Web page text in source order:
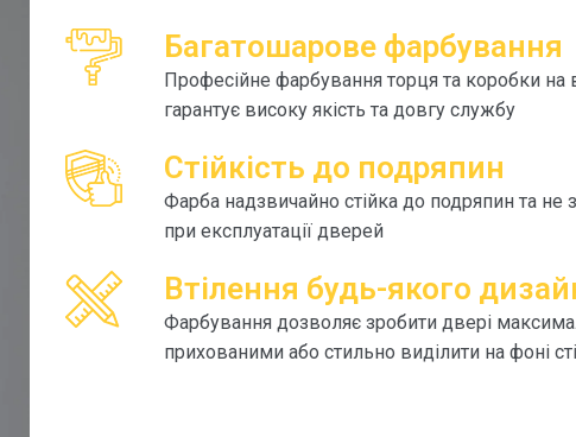
Багатошарове фарбування
Професійне фарбування торця та коробки на
гарантує високу якість та довгу службу
Стійкість до подряпин
Фарба надзвичайно стійка до подряпин та не
при експлуатації дверей
Втілення будь-якого
Фарбування дозволяє зробити двері
прихованими або стильно виділити на фоні